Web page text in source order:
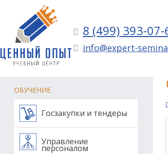
8 (499) 393-07-
info@expert-
ОБУЧЕНИЕ
Госзакупки и тендеры
Управление
персоналом